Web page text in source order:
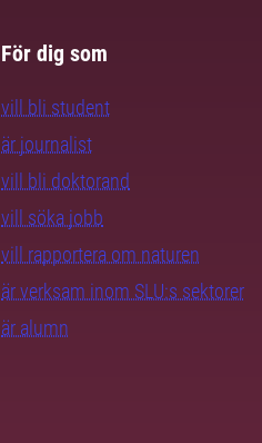
För dig som
vill bli student
är journalist
vill bli doktorand
vill söka jobb
vill rapportera om naturen
är verksam inom SLU:s sektorer
är alumn